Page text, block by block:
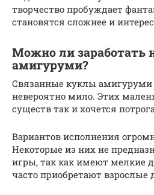
творчество пробуждает
становятся сложнее и
Можно ли заработать
амигуруми?
Связанные куклы
невероятно мило. Этих
существ так и хочется
Вариантов исполнения
Некоторые из них не
игры, так как имеют мелкие
часто приобретают взрослые